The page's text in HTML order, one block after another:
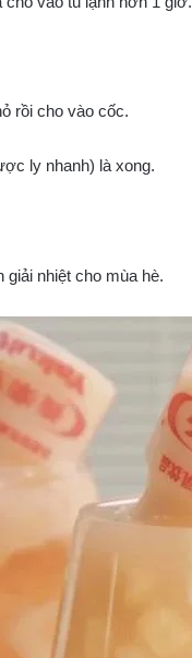
rồi cho vào cốc.
ly nhanh) là xong.
nhiệt cho mùa hè.